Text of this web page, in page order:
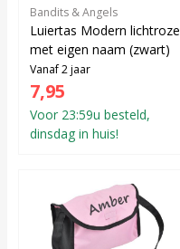
Bandits & Angels
Luiertas Modern lichtroze
met eigen naam (zwart)
Vanaf 2 jaar
7,95
Voor 23:59u besteld,
dinsdag in huis!